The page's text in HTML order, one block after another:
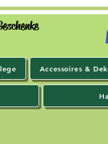
Accessoires &